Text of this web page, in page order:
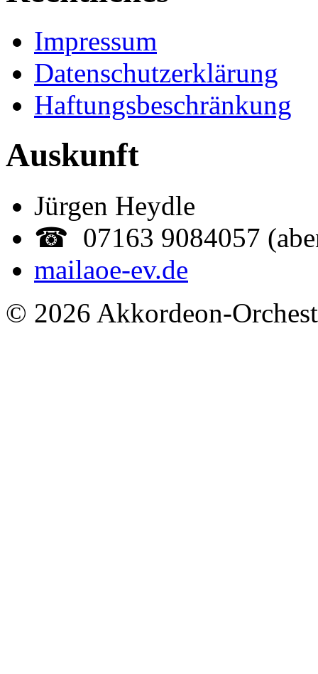
Impressum
Datenschutzerklärung
Haftungsbeschränkung
Auskunft
Jürgen Heydle
☎ 07163 9084057
mailaoe-ev.de
© 2026 Akkordeon-